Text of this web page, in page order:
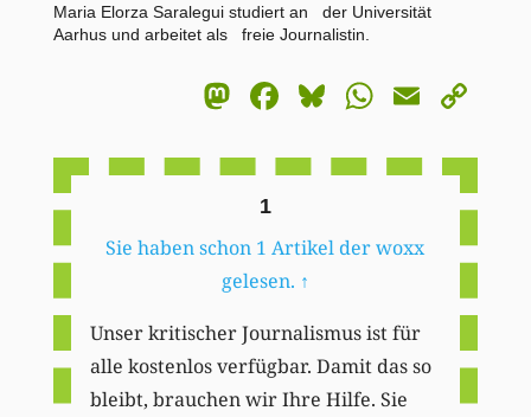
Maria Elorza Saralegui studiert an der Universität
Aarhus und arbeitet als freie Journalistin.
Mastodon
Facebook
BlueskyEmail
1
Sie haben schon 1 Artikel der woxx
gelesen. ↑
Unser kritischer Journalismus ist für
alle kostenlos verfügbar. Damit das so
bleibt, brauchen wir Ihre Hilfe. Sie